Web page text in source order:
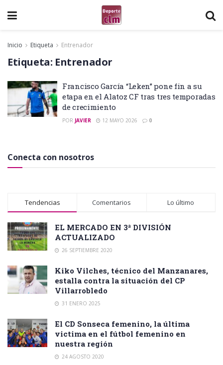
Inicio Etiqueta Entrenador
Etiqueta: Entrenador
Francisco García “Leken” pone fin a su
etapa en el Alatoz CF tras tres temporadas
de crecimiento
POR JAVIER 12 MAYO 2026 0
Conecta con nosotros
Tendencias Comentarios Lo último
EL MERCADO EN 3ª DIVISIÓN
ACTUALIZADO
26 SEPTIEMBRE 2020
Kiko Vilches, técnico del Manzanares,
estalla contra la situación del CP
Villarrobledo
31 ENERO 2025
El CD Sonseca femenino, la última
victima en el fútbol femenino en
nuestra región
24 AGOSTO 2020